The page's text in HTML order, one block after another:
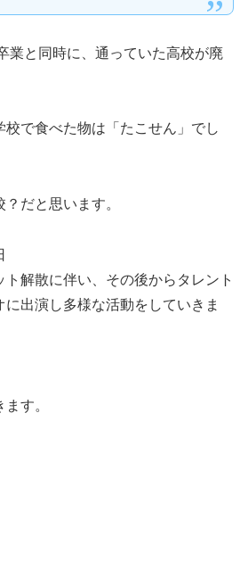
業と同時に、通っていた高校が廃
で食べた物は「たこせん」でし
だと思います。
解散に伴い、その後からタレント
に出演し多様な活動をしていきま
す。